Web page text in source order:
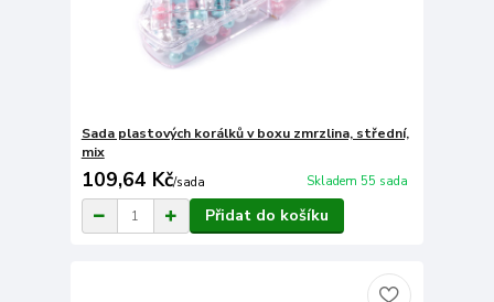
Sada plastových korálků v boxu zmrzlina, střední,
mix
109,64 Kč/sada Skladem 55 sada
Přidat do košíku